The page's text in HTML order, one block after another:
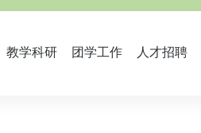
教学科研 团学工作 人才招聘